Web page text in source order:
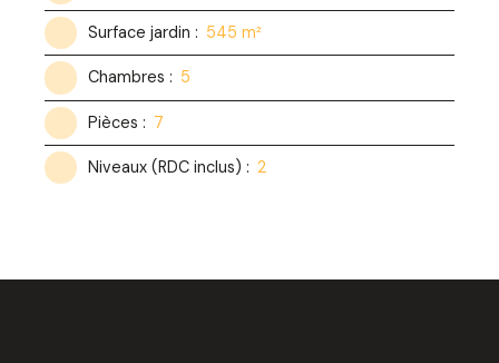
Surface jardin : 545m²
Chambres : 5
Pièces : 7
Niveaux (RDC inclus) : 2